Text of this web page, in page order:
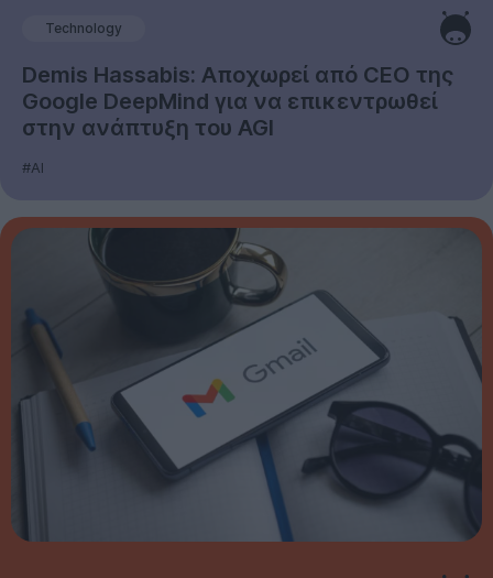
Technology
Demis Hassabis: Αποχωρεί από CEO της
Google DeepMind για να επικεντρωθεί
στην ανάπτυξη του AGI
#AI